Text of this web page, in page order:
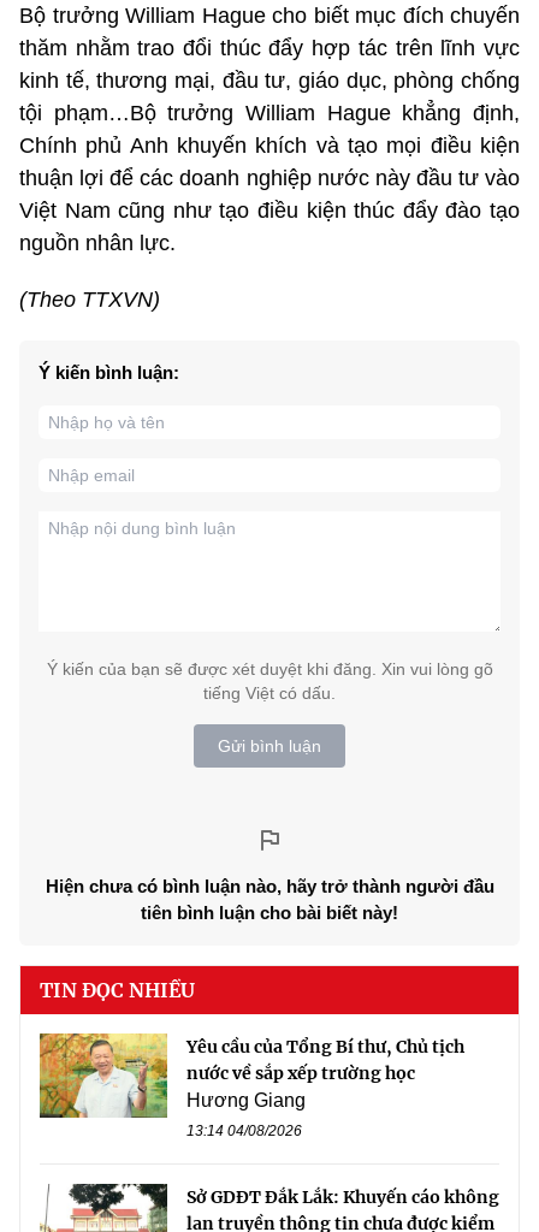
Bộ trưởng William Hague cho biết mục đích chuyến
thăm nhằm trao đổi thúc đẩy hợp tác trên lĩnh vực
kinh tế, thương mại, đầu tư, giáo dục, phòng chống
tội phạm…Bộ trưởng William Hague khẳng định,
Chính phủ Anh khuyến khích và tạo mọi điều kiện
thuận lợi để các doanh nghiệp nước này đầu tư vào
Việt Nam cũng như tạo điều kiện thúc đẩy đào tạo
nguồn nhân lực.
(Theo TTXVN)
Ý kiến bình luận:
Ý kiến của bạn sẽ được xét duyệt khi đăng. Xin vui lòng gõ
tiếng Việt có dấu.
Gửi bình luận
Hiện chưa có bình luận nào, hãy trở thành người đầu
tiên bình luận cho bài biết này!
TIN ĐỌC NHIỀU
Yêu cầu của Tổng Bí thư, Chủ tịch
nước về sắp xếp trường học
Hương Giang
13:14 04/08/2026
Sở GDĐT Đắk Lắk: Khuyến cáo không
lan truyền thông tin chưa được kiểm